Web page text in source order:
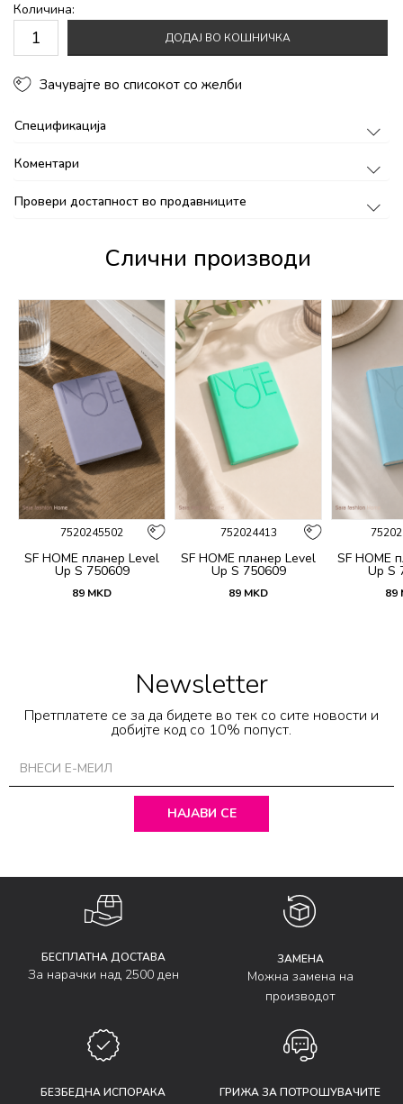
Количина:
ДОДАЈ ВО КОШНИЧКА
Зачувајте во списокот со желби
Спецификација
Коментари
Провери достапност во продавниците
Слични производи
7520245502
SF HOME планер Level
Up S 750609
89 MKD
752024413
SF HOME планер Level
Up S 750609
89 MKD
SF HOME
Up S
89
Newsletter
Претплатете се за да бидете во тек со сите новости и
добијте код со 10% попуст.
НАЈАВИ СЕ
БЕСПЛАТНА ДОСТАВА
За нарачки над 2500 ден
ЗАМЕНА
Можна замена на
производот
БЕЗБЕДНА ИСПОРАКА ГРИЖА ЗА ПОТРОШУВАЧИТЕ